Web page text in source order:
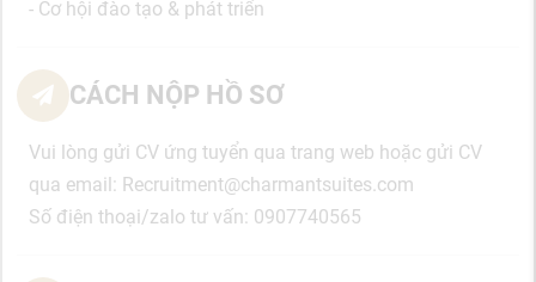
- Cơ hội đào tạo & phát triển
CÁCH NỘP HỒ SƠ
Vui lòng gửi CV ứng tuyển qua trang web hoặc gửi CV
qua email: Recruitment@charmantsuites.com
Số điện thoại/zalo tư vấn: 0907740565